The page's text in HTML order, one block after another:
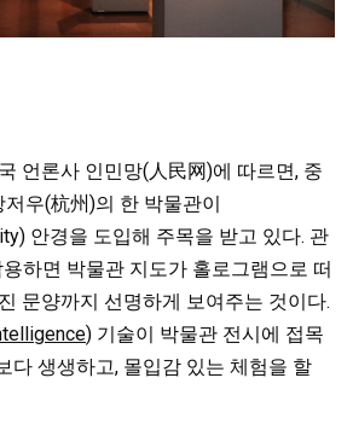
언론사 인민망(人民网)에 따르면, 중
우(杭州)의 한 박물관이
안경을 도입해 주목을 받고 있다. 관
하면 박물관 지도가 홀로그램으로 떠
문양까지 선명하게 보여주는 것이다.
) 기술이 박물관 전시에 접목
다 생생하고, 몰입감 있는 체험을 할